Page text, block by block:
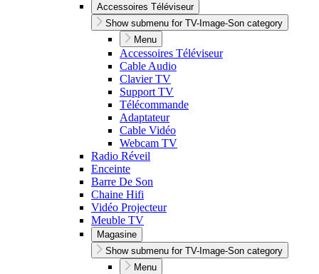
Accessoires Téléviseur
Show submenu for TV-Image-Son category
Menu
Accessoires Téléviseur
Cable Audio
Clavier TV
Support TV
Télécommande
Adaptateur
Cable Vidéo
Webcam TV
Radio Réveil
Enceinte
Barre De Son
Chaine Hifi
Vidéo Projecteur
Meuble TV
Magasine
Show submenu for TV-Image-Son category
Menu